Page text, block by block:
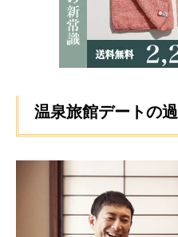
温泉旅館デートの過